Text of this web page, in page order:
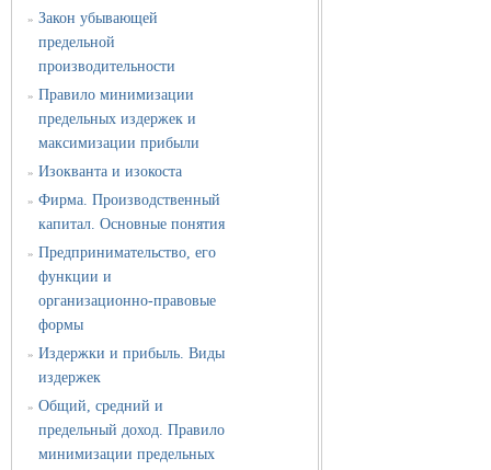
» Закон убывающей
предельной
производительности
» Правило минимизации
предельных издержек и
максимизации прибыли
» Изокванта и изокоста
» Фирма. Производственный
капитал. Основные понятия
» Предпринимательство, его
функции и
организационно-правовые
формы
» Издержки и прибыль. Виды
издержек
» Общий, средний и
предельный доход. Правило
минимизации предельных